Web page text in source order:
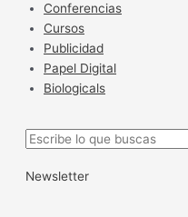
Conferencias
Cursos
Publicidad
Papel Digital
Biologicals
Newsletter